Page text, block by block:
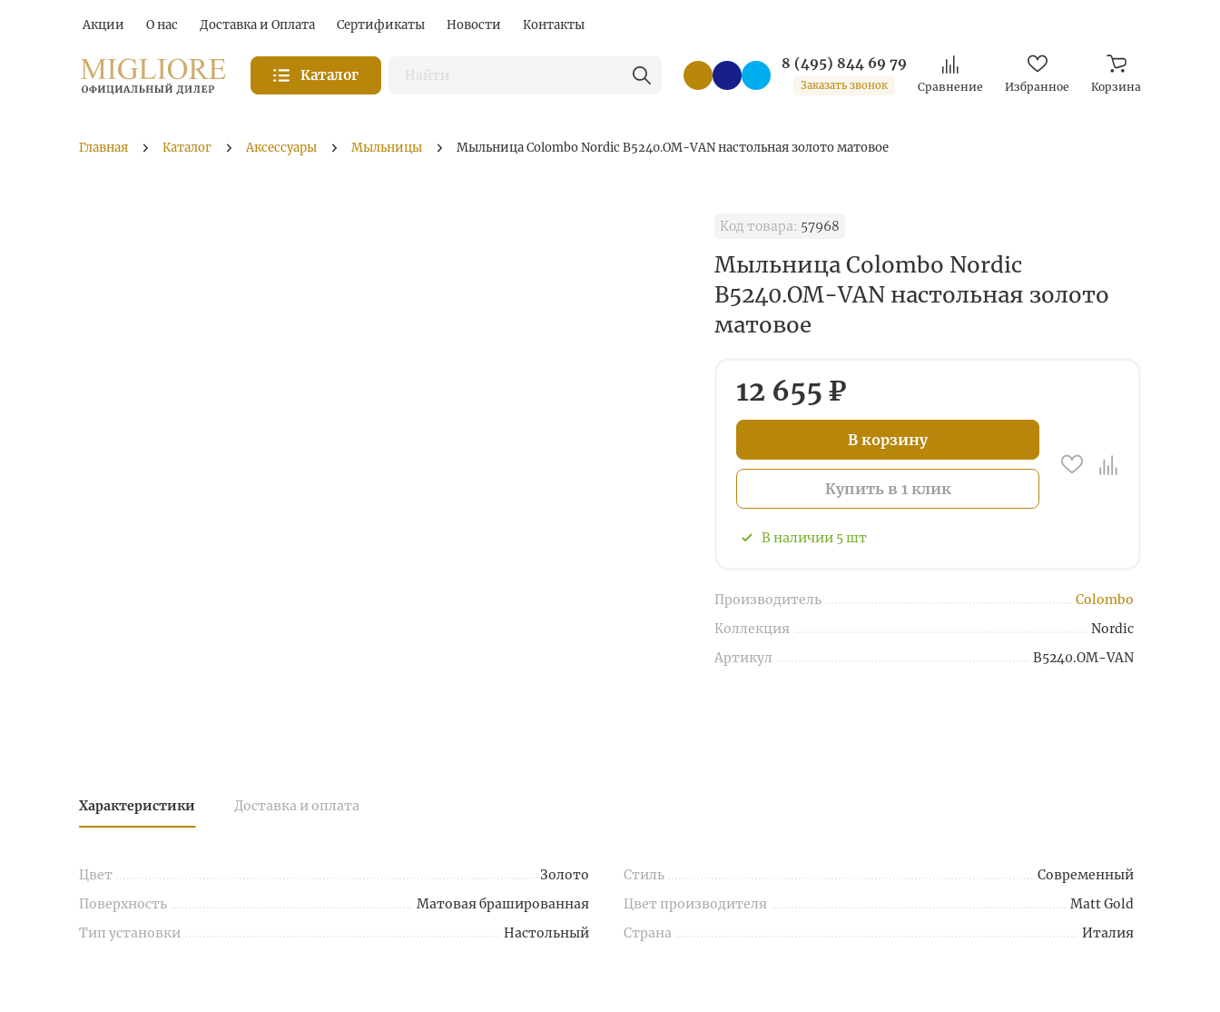
Акции О нас Доставка и Оплата Сертификаты Новости Контакты
Каталог
8 (495) 844 69 79
Заказать звонок Сравнение Избранное Корзина
Главная Каталог Аксессуары Мыльницы Мыльница Colombo Nordic B5240.OM-VAN настольная золото матовое
Код товара: 57968
Мыльница Colombo Nordic
B5240.OM-VAN настольная золото
матовое
12 655 ₽
В корзину
Купить в 1 клик
В наличии 5шт
Производитель
Colombo
Коллекция
Nordic
Артикул
B5240.OM-VAN
Характеристики Доставка и оплата
Цвет
Золото
Поверхность
Матовая брашированная
Тип установки
Настольный
Стиль
Современный
Цвет производителя
Matt Gold
Страна
Италия